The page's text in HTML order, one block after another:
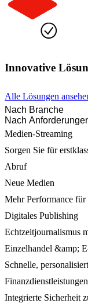
Innovative
Alle Lösungen
Nach Branche
Nach
Medien-Streaming
Sorgen Sie für
Abruf
Neue Medien
Mehr Performance
Digitales Publishing
Echtzeitjournalismus
Einzelhandel &amp;
Schnelle,
Finanzdienstleistungen
Integrierte Sicherheit